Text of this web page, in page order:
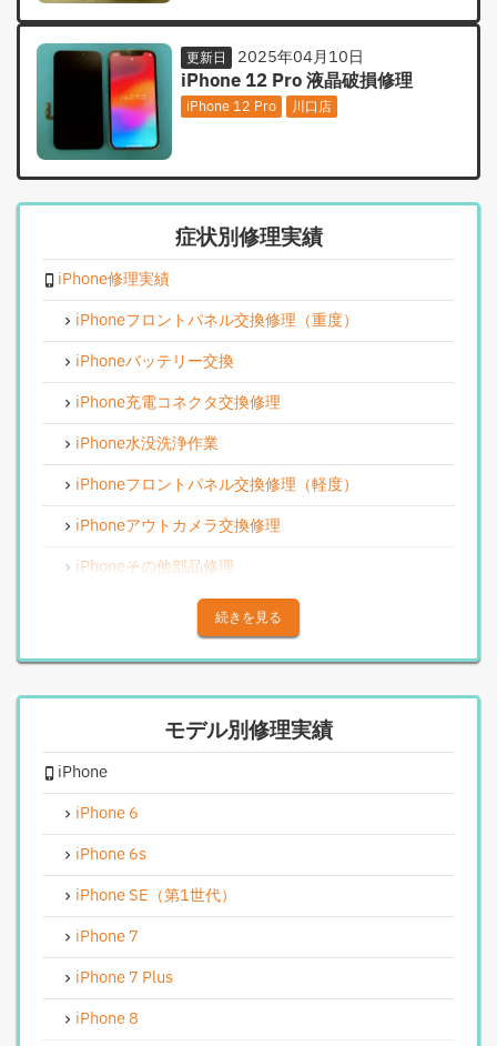
更新日 2025年04月10日
iPhone 12 Pro 液晶破損修理
iPhone 12 Pro 川口店
症状別修理実績
iPhone修理実績
iPhoneフロントパネル交換修理（重度）
iPhoneバッテリー交換
iPhone充電コネクタ交換修理
iPhone水没洗浄作業
iPhoneフロントパネル交換修理（軽度）
iPhoneアウトカメラ交換修理
iPhoneその他部品修理
iPhoneアウトカメラレンズ交換修理
iPhoneスピーカー関連修理
iPhoneカメラレンズガラス交換修理
iPhoneインカメラ交換修理
iPhoneリンゴループ、システム復旧
iPhone基板破損修理（軽度）
iPhoneバイブレータ交換修理
Android修理実績
Androidフロントパネル交換修理
Androidバッテリー交換
続きを見る
モデル別修理実績
iPhone
iPhone 6
iPhone 6s
iPhone SE（第1世代）
iPhone 7
iPhone 7 Plus
iPhone 8